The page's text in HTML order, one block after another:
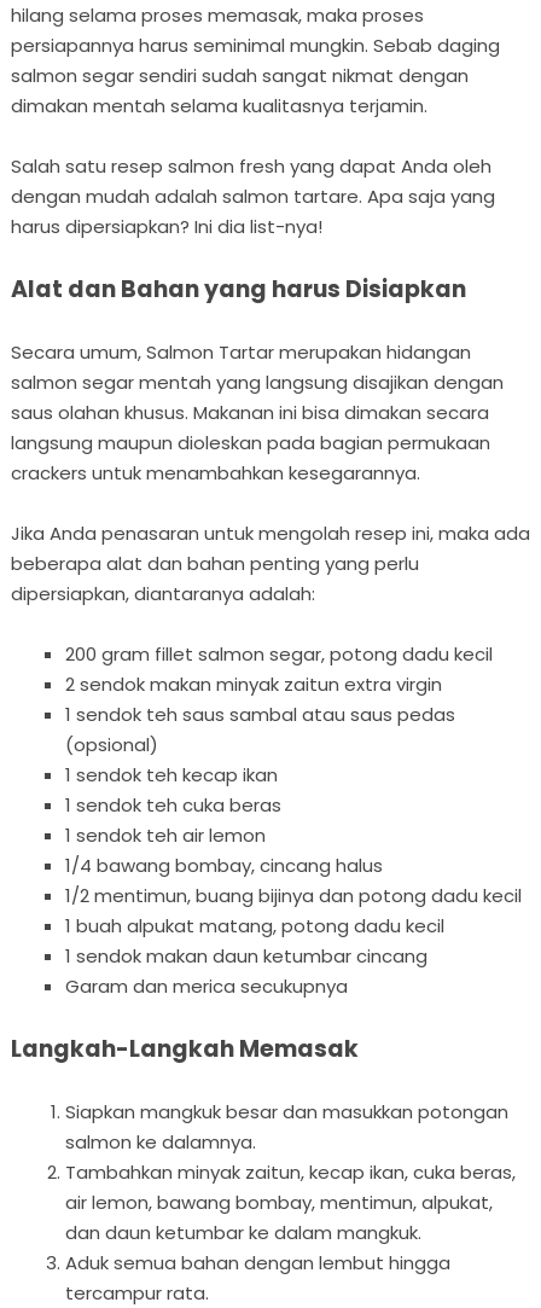
hilang selama proses memasak, maka proses
persiapannya harus seminimal mungkin. Sebab daging
salmon segar sendiri sudah sangat nikmat dengan
dimakan mentah selama kualitasnya terjamin.
Salah satu resep salmon fresh yang dapat Anda oleh
dengan mudah adalah salmon tartare. Apa saja yang
harus dipersiapkan? Ini dia list-nya!
Alat dan Bahan yang harus Disiapkan
Secara umum, Salmon Tartar merupakan hidangan
salmon segar mentah yang langsung disajikan dengan
saus olahan khusus. Makanan ini bisa dimakan secara
langsung maupun dioleskan pada bagian permukaan
crackers untuk menambahkan kesegarannya.
Jika Anda penasaran untuk mengolah resep ini, maka ada
beberapa alat dan bahan penting yang perlu
dipersiapkan, diantaranya adalah:
200 gram fillet salmon segar, potong dadu kecil
2 sendok makan minyak zaitun extra virgin
1 sendok teh saus sambal atau saus pedas
(opsional)
1 sendok teh kecap ikan
1 sendok teh cuka beras
1 sendok teh air lemon
1/4 bawang bombay, cincang halus
1/2 mentimun, buang bijinya dan potong dadu kecil
1 buah alpukat matang, potong dadu kecil
1 sendok makan daun ketumbar cincang
Garam dan merica secukupnya
Langkah-Langkah Memasak
Siapkan mangkuk besar dan masukkan potongan
salmon ke dalamnya.
Tambahkan minyak zaitun, kecap ikan, cuka beras,
air lemon, bawang bombay, mentimun, alpukat,
dan daun ketumbar ke dalam mangkuk.
Aduk semua bahan dengan lembut hingga
tercampur rata.